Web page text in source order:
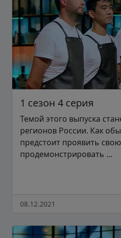
1 сезон 4 серия
Темой этого выпуска
регионов России. Как
предстоит проявить
продемонстрировать ...
08.12.2021